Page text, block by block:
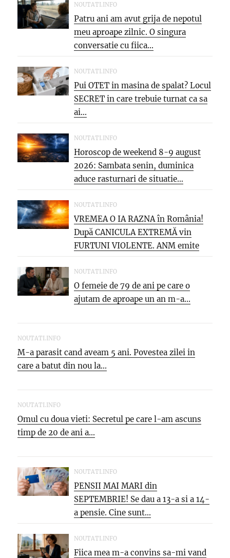
NOUTATI.INFO
Patru ani am avut grija de nepotul
meu aproape zilnic. O singura
conversatie cu fiica...
NOUTATI.INFO
Pui OTET in masina de spalat? Locul
SECRET in care trebuie turnat ca sa
ai...
NOUTATI.INFO
Horoscop de weekend 8-9 august
2026: Sambata senin, duminica
aduce rasturnari de situatie…
NOUTATI.INFO
VREMEA O IA RAZNA în România!
După CANICULA EXTREMĂ vin
FURTUNI VIOLENTE. ANM emite
NOI...
NOUTATI.INFO
O femeie de 79 de ani pe care o
ajutam de aproape un an m-a...
NOUTATI.INFO
M-a parasit cand aveam 5 ani. Povestea zilei in
care a batut din nou la...
NOUTATI.INFO
Omul cu doua vieti: Secretul pe care l-am ascuns
timp de 20 de ani a...
NOUTATI.INFO
PENSII MAI MARI din
SEPTEMBRIE! Se dau a 13-a si a 14-
a pensie. Cine sunt...
NOUTATI.INFO
Fiica mea m-a convins sa-mi vand